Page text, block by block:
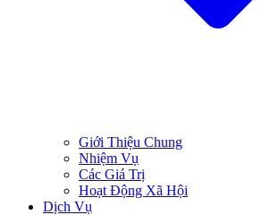
Giới Thiệu Chung
Nhiệm Vụ
Các Giá Trị
Hoạt Động Xã Hội
Dịch Vụ